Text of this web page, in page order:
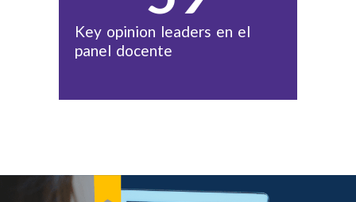
Key opinion leaders en el
panel docente